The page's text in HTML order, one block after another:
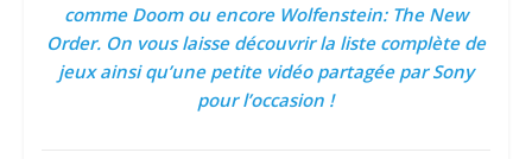
comme Doom ou encore Wolfenstein: The New
Order. On vous laisse découvrir la liste complète de
jeux ainsi qu’une petite vidéo partagée par Sony
pour l’occasion !